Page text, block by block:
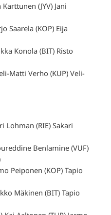
(JYV) Jani
Saarela (KOP) Eija
Konola (BIT) Risto
Matti Verho (KUP) Veli-
Lohman (RIE) Sakari
Benlamine (VUF)
Peiponen (KOP) Tapio
Mäkinen (BIT) Tapio